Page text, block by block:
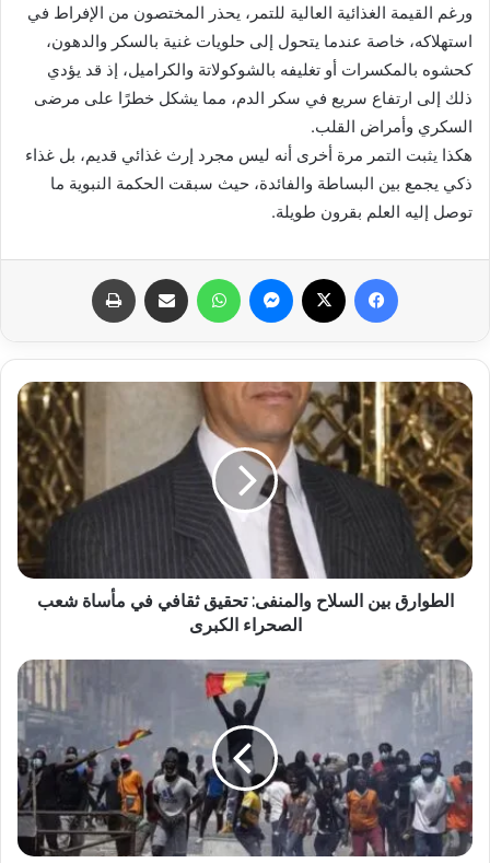
ورغم القيمة الغذائية العالية للتمر، يحذر المختصون من الإفراط في
استهلاكه، خاصة عندما يتحول إلى حلويات غنية بالسكر والدهون،
كحشوه بالمكسرات أو تغليفه بالشوكولاتة والكراميل، إذ قد يؤدي
ذلك إلى ارتفاع سريع في سكر الدم، مما يشكل خطرًا على مرضى
السكري وأمراض القلب.
هكذا يثبت التمر مرة أخرى أنه ليس مجرد إرث غذائي قديم، بل غذاء
ذكي يجمع بين البساطة والفائدة، حيث سبقت الحكمة النبوية ما
توصل إليه العلم بقرون طويلة.
فيسبوك ماسنجر واتساب مشاركة عبر البريد
الطوارق بين السلاح والمنفى: تحقيق ثقافي في مأساة شعب
الصحراء الكبرى